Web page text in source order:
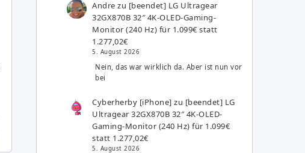
Andre zu [beendet] LG Ultragear
32GX870B 32″ 4K-OLED-Gaming-
Monitor (240 Hz) für 1.099€ statt
1.277,02€
5. August 2026
Nein, das war wirklich da. Aber ist nun vor
bei
Cyberherby [iPhone] zu [beendet] LG
Ultragear 32GX870B 32″ 4K-OLED-
Gaming-Monitor (240 Hz) für 1.099€
statt 1.277,02€
5. August 2026